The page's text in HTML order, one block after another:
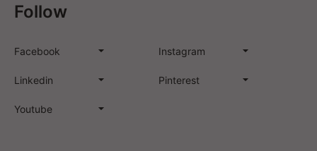
Follow
Facebook Instagram
Linkedin Pinterest
Youtube